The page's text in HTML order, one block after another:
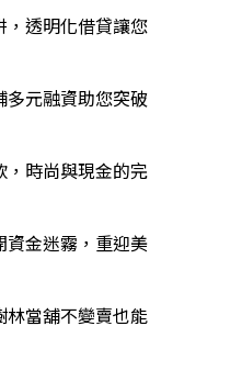
，透明化借貸讓您
多元融資助您突破
，時尚與現金的完
資金迷霧，重迎美
林當舖不變賣也能